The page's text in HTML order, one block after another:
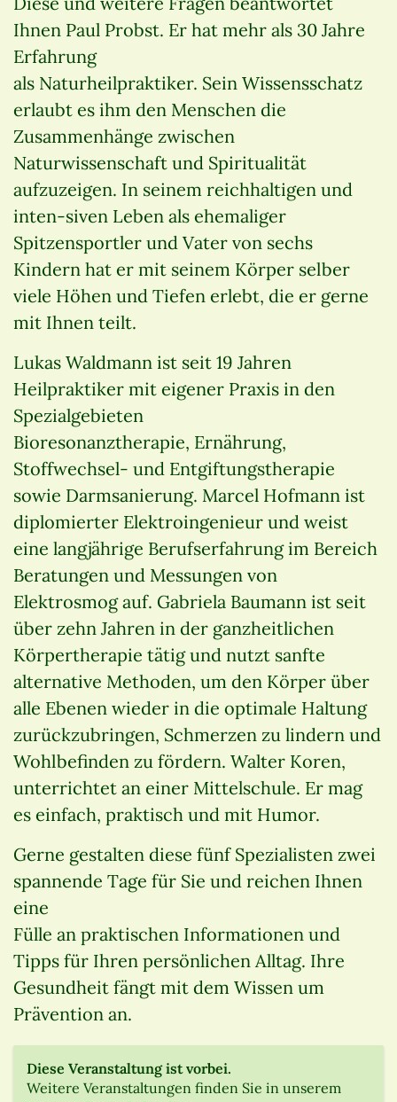
Ihnen Paul Probst. Er hat mehr als 30 Jahre
Erfahrung
als Naturheilpraktiker. Sein Wissensschatz
erlaubt es ihm den Menschen die
Zusammenhänge zwischen
Naturwissenschaft und Spiritualität
aufzuzeigen. In seinem reichhaltigen und
inten-siven Leben als ehemaliger
Spitzensportler und Vater von sechs
Kindern hat er mit seinem Körper selber
viele Höhen und Tiefen erlebt, die er gerne
mit Ihnen teilt.
Lukas Waldmann ist seit 19 Jahren
Heilpraktiker mit eigener Praxis in den
Spezialgebieten
Bioresonanztherapie, Ernährung,
Stoffwechsel- und Entgiftungstherapie
sowie Darmsanierung. Marcel Hofmann ist
diplomierter Elektroingenieur und weist
eine langjährige Berufserfahrung im Bereich
Beratungen und Messungen von
Elektrosmog auf. Gabriela Baumann ist seit
über zehn Jahren in der ganzheitlichen
Körpertherapie tätig und nutzt sanfte
alternative Methoden, um den Körper über
alle Ebenen wieder in die optimale Haltung
zurückzubringen, Schmerzen zu lindern und
Wohlbefinden zu fördern. Walter Koren,
unterrichtet an einer Mittelschule. Er mag
es einfach, praktisch und mit Humor.
Gerne gestalten diese fünf Spezialisten zwei
spannende Tage für Sie und reichen Ihnen
eine
Fülle an praktischen Informationen und
Tipps für Ihren persönlichen Alltag. Ihre
Gesundheit fängt mit dem Wissen um
Prävention an.
Diese Veranstaltung ist vorbei.
Weitere Veranstaltungen finden Sie in unserem